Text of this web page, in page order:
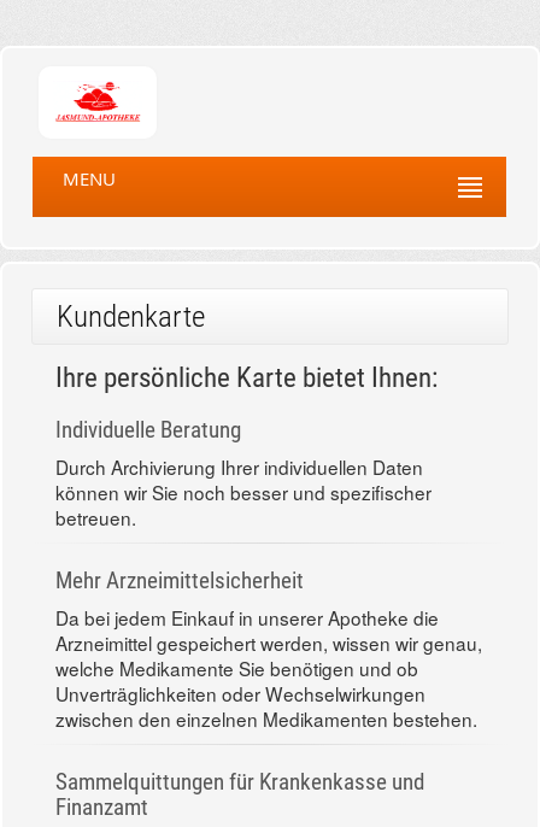
MENU
Kundenkarte
Ihre persönliche Karte bietet Ihnen:
Individuelle Beratung
Durch Archivierung Ihrer individuellen Daten
können wir Sie noch besser und spezifischer
betreuen.
Mehr Arzneimittelsicherheit
Da bei jedem Einkauf in unserer Apotheke die
Arzneimittel gespeichert werden, wissen wir genau,
welche Medikamente Sie benötigen und ob
Unverträglichkeiten oder Wechselwirkungen
zwischen den einzelnen Medikamenten bestehen.
Sammelquittungen für Krankenkasse und
Finanzamt